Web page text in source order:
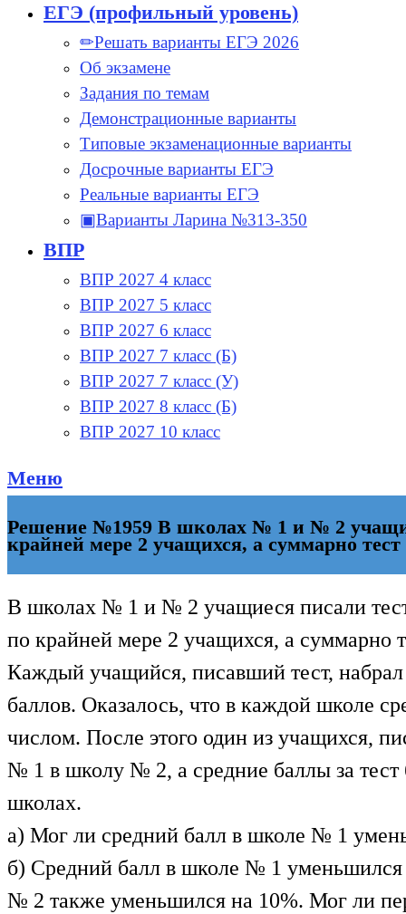
ЕГЭ (профильный уровень)
✏Решать варианты ЕГЭ 2026
Об экзамене
Задания по темам
Демонстрационные варианты
Типовые экзаменационные варианты
Досрочные варианты ЕГЭ
Реальные варианты ЕГЭ
▣Варианты Ларина №313-350
ВПР
ВПР 2027 4 класс
ВПР 2027 5 класс
ВПР 2027 6 класс
ВПР 2027 7 класс (Б)
ВПР 2027 7 класс (У)
ВПР 2027 8 класс (Б)
ВПР 2027 10 класс
Меню
Решение №1959 В школах № 1 и № 2
крайней мере 2 учащихся, а суммарно
В школах № 1 и № 2 учащиеся писали
по крайней мере 2 учащихся, а суммарно
Каждый учащийся, писавший тест, набрал
баллов. Оказалось, что в каждой школе
числом. После этого один из учащихся,
№ 1 в школу № 2, а средние баллы за тест
школах.
а) Мог ли средний балл в школе № 1
б) Средний балл в школе № 1 уменьшился
№ 2 также уменьшился на 10%. Мог ли